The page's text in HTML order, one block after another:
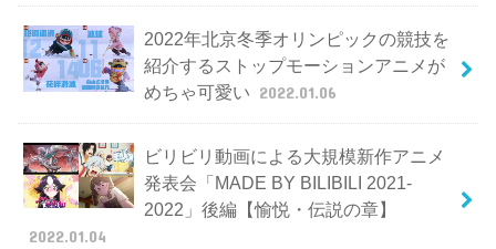
2022年北京冬季オリンピックの競技を
紹介するストップモーションアニメが
めちゃ可愛い 2022.01.06
ビリビリ動画による大規模新作アニメ
発表会「MADE BY BILIBILI 2021-
2022」後編【愉悦・伝説の章】
2022.01.04